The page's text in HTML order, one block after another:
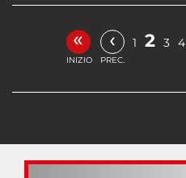
«
INIZIO
‹
PREC.
1 2 3 4